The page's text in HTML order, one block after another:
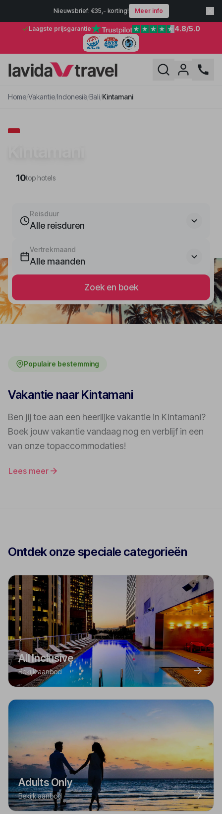
Nieuwsbrief: €35,- korting! Meer info
Laagste prijsgarantie 4.8/5.0
Home/Vakantie/Indonesië/Bali/Kintamani
10top hotels
Reisduur
Alle reisduren
Vertrekmaand
Alle maanden
Zoek en boek
Populaire bestemming
Vakantie naar Kintamani
Ben jij toe aan een heerlijke vakantie in Kintamani?
Boek jouw vakantie vandaag nog en verblijf in een
van onze topaccommodaties!
Lees meer
Ontdek onze speciale categorieën
All Inclusive
Bekijk aanbod
Adults Only
Bekijk aanbod